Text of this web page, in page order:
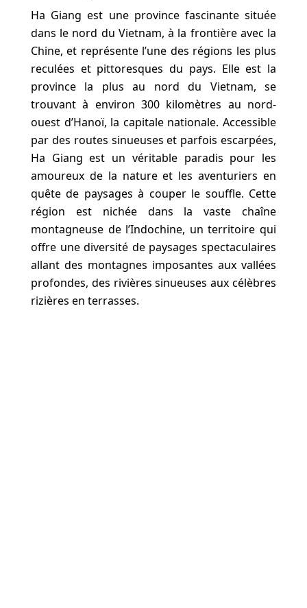
Ha Giang est une province fascinante située
dans le nord du Vietnam, à la frontière avec la
Chine, et représente l’une des régions les plus
reculées et pittoresques du pays. Elle est la
province la plus au nord du Vietnam, se
trouvant à environ 300 kilomètres au nord-
ouest d’Hanoï, la capitale nationale. Accessible
par des routes sinueuses et parfois escarpées,
Ha Giang est un véritable paradis pour les
amoureux de la nature et les aventuriers en
quête de paysages à couper le souffle. Cette
région est nichée dans la vaste chaîne
montagneuse de l’Indochine, un territoire qui
offre une diversité de paysages spectaculaires
allant des montagnes imposantes aux vallées
profondes, des rivières sinueuses aux célèbres
rizières en terrasses.